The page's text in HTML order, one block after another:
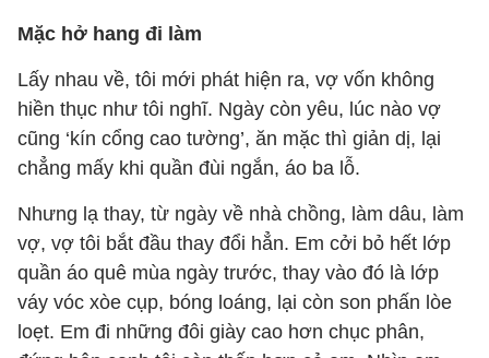
Mặc hở hang đi làm
Lấy nhau về, tôi mới phát hiện ra, vợ vốn không
hiền thục như tôi nghĩ. Ngày còn yêu, lúc nào vợ
cũng ‘kín cổng cao tường’, ăn mặc thì giản dị, lại
chẳng mấy khi quần đùi ngắn, áo ba lỗ.
Nhưng lạ thay, từ ngày về nhà chồng, làm dâu, làm
vợ, vợ tôi bắt đầu thay đổi hẳn. Em cởi bỏ hết lớp
quần áo quê mùa ngày trước, thay vào đó là lớp
váy vóc xòe cụp, bóng loáng, lại còn son phấn lòe
loẹt. Em đi những đôi giày cao hơn chục phân,